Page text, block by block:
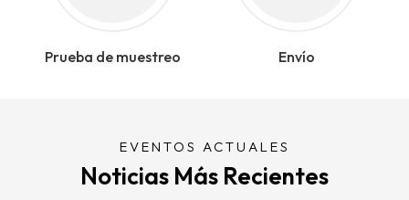
Prueba de muestreo Envío
EVENTOS ACTUALES
Noticias Más Recientes